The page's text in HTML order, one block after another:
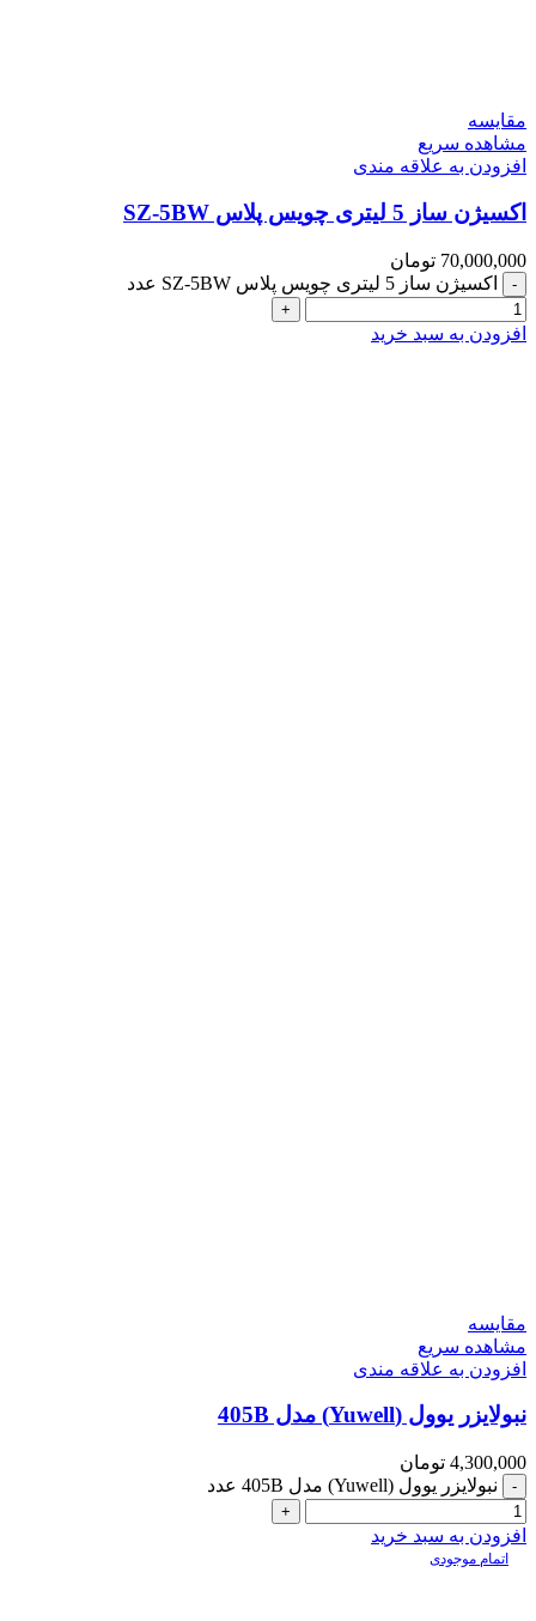
مقایسه
مشاهده سریع
افزودن به علاقه مندی
اکسیژن ساز 5 لیتری چویس پلاس SZ-5BW
70,000,000 تومان
اکسیژن ساز 5 لیتری چویس پلاس SZ-5BW عدد
افزودن به سبد خرید
مقایسه
مشاهده سریع
افزودن به علاقه مندی
نبولایزر یوول (Yuwell) مدل 405B
4,300,000 تومان
نبولایزر یوول (Yuwell) مدل 405B عدد
افزودن به سبد خرید
اتمام موجودی